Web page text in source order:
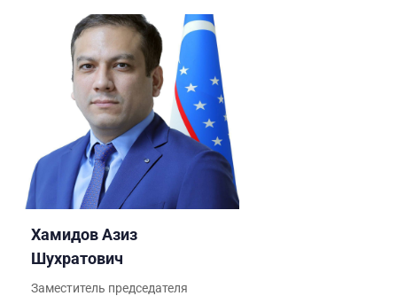
Хамидов Азиз
Шухратович
Заместитель председателя